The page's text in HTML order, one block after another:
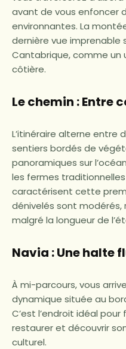
avant de vous enfoncer
environnantes. La
dernière vue imprenable
Cantabrique, comme
côtière.
Le chemin : Entre
L’itinéraire alterne entre
sentiers bordés de
panoramiques sur
les fermes
caractérisent cette
dénivelés sont
malgré la longueur de
Navia : Une halte
À mi-parcours, vous
dynamique située au
C’est l’endroit idéal
restaurer et découvrir
culturel.